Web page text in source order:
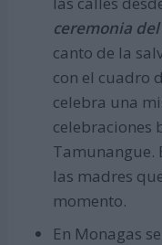
ceremonia
canto de la
con el cuadro
celebra una
celebraciones
Tamunangue.
las madres
momento.
En Monagas